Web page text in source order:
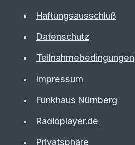
Haftungsausschluß
Datenschutz
Teilnahmebedingungen
Impressum
Funkhaus Nürnberg
Radioplayer.de
Privatsphäre